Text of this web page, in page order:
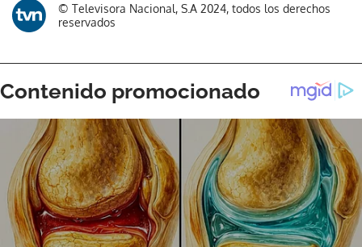
Gracias por suscribirte a nuestro boletín.
ACEPTAR
© Televisora Nacional, S.A 2024, todos los derechos
reservados